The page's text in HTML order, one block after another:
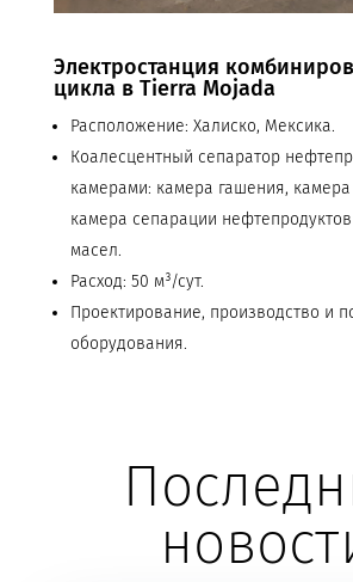
Электростанция
цикла в Tierra Mojada
Расположение: Халиско, Мексика.
Коалесцентный сепаратор
камерами: камера гашения, камера
камера сепарации
масел.
Расход: 50 м³/сут.
Проектирование, производство и
оборудования.